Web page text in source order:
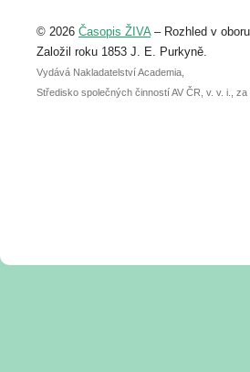
abstraktu přihlášené přednášky nebo
posteru je už 30. června.
© 2026 Časopis ŽIVA– Rozhled v
Založil roku 1853 J. E. Purkyně.
Vydává Nakladatelství Academia,
Středisko společných činností AV ČR, v. v. i., za